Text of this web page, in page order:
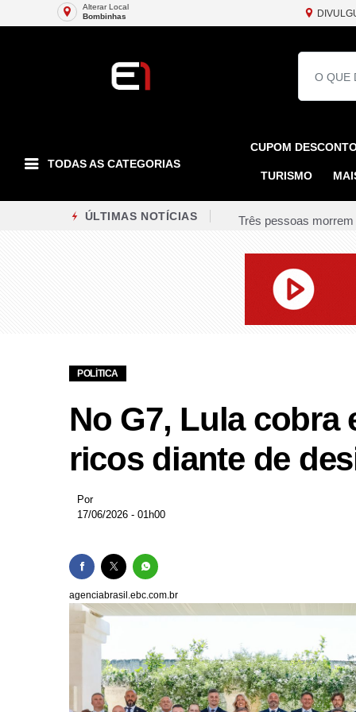
Alterar Local
Bombinhas
TODAS AS CATEGORIAS
CUPOM
TURISMO
ÚLTIMAS NOTÍCIAS Três pessoas
Ciclone bomba
Obras de
Quatro cidades do
Motorista de
Mulher é esfaqueada
Prefeitura de Belo
POLÍTICA
No G7, Lula cobra
ricos diante de
Por
17/06/2026 - 01h00
agenciabrasil.ebc.com.br